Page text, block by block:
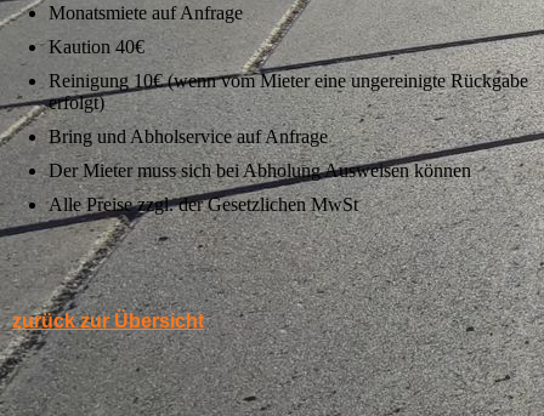
Monatsmiete auf Anfrage
Kaution 40€
Reinigung 10€ (wenn vom Mieter eine ungereinigte Rückgabe
erfolgt)
Bring und Abholservice auf Anfrage
Der Mieter muss sich bei Abholung Ausweisen können
Alle Preise zzgl. der Gesetzlichen MwSt
zurück zur Übersicht